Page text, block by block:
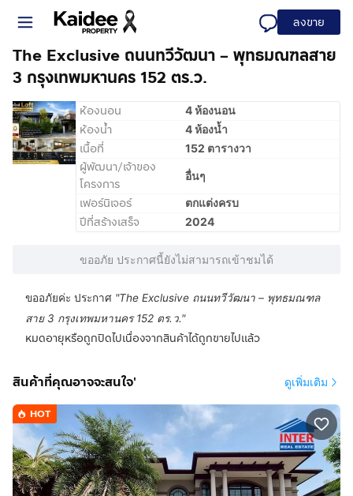
ลงขาย
The Exclusive ถนนทวีวัฒนา – พุทธมณฑลสาย
3 กรุงเทพมหานคร 152 ตร.ว.
ห้องนอน 4 ห้องนอน
ห้องน้ำ 4 ห้องน้ำ
เนื้อที่ 152 ตารางวา
ผู้พัฒนา/เจ้าของ
โครงการ
อื่นๆ
เฟอร์นิเจอร์ ตกแต่งครบ
ปีที่สร้างเสร็จ 2024
ขออภัย ประกาศนี้ยังไม่สามารถเข้าชมได้
ขออภัยค่ะ ประกาศ "The Exclusive ถนนทวีวัฒนา – พุทธมณฑล
สาย 3 กรุงเทพมหานคร 152 ตร.ว."
หมดอายุหรือถูกปิดไปเนื่องจากสินค้าได้ถูกขายไปแล้ว
สินค้าที่คุณอาจจะสนใจ' ดูเพิ่มเติม
HOT